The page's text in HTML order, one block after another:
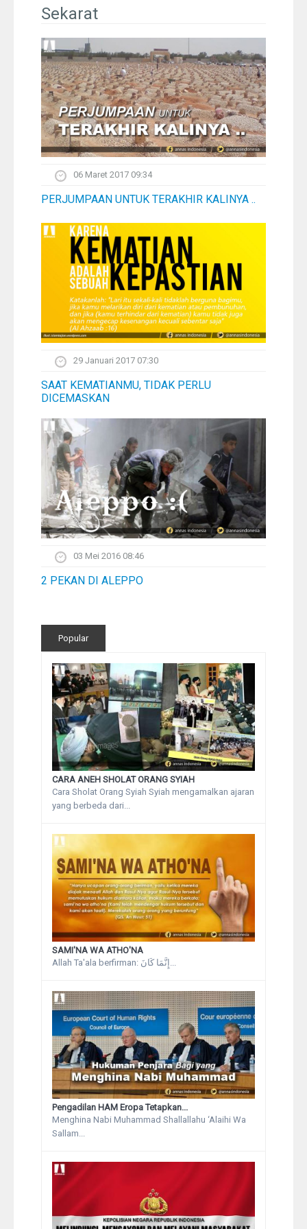
Pelangi
Galeri Foto
Ustadz
Download
Peta Lokasi
Sekarat
06 Maret 2017 09:34
PERJUMPAAN UNTUK TERAKHIR KALINYA ..
29 Januari 2017 07:30
SAAT KEMATIANMU, TIDAK PERLU
DICEMASKAN
03 Mei 2016 08:46
2 PEKAN DI ALEPPO
Popular
CARA ANEH SHOLAT ORANG SYIAH
Cara Sholat Orang Syiah Syiah mengamalkan ajaran
yang berbeda dari...
SAMI'NA WA ATHO'NA
Pengadilan HAM Eropa Tetapkan...
Menghina Nabi Muhammad Shallallahu ‘Alaihi Wa
Sallam...